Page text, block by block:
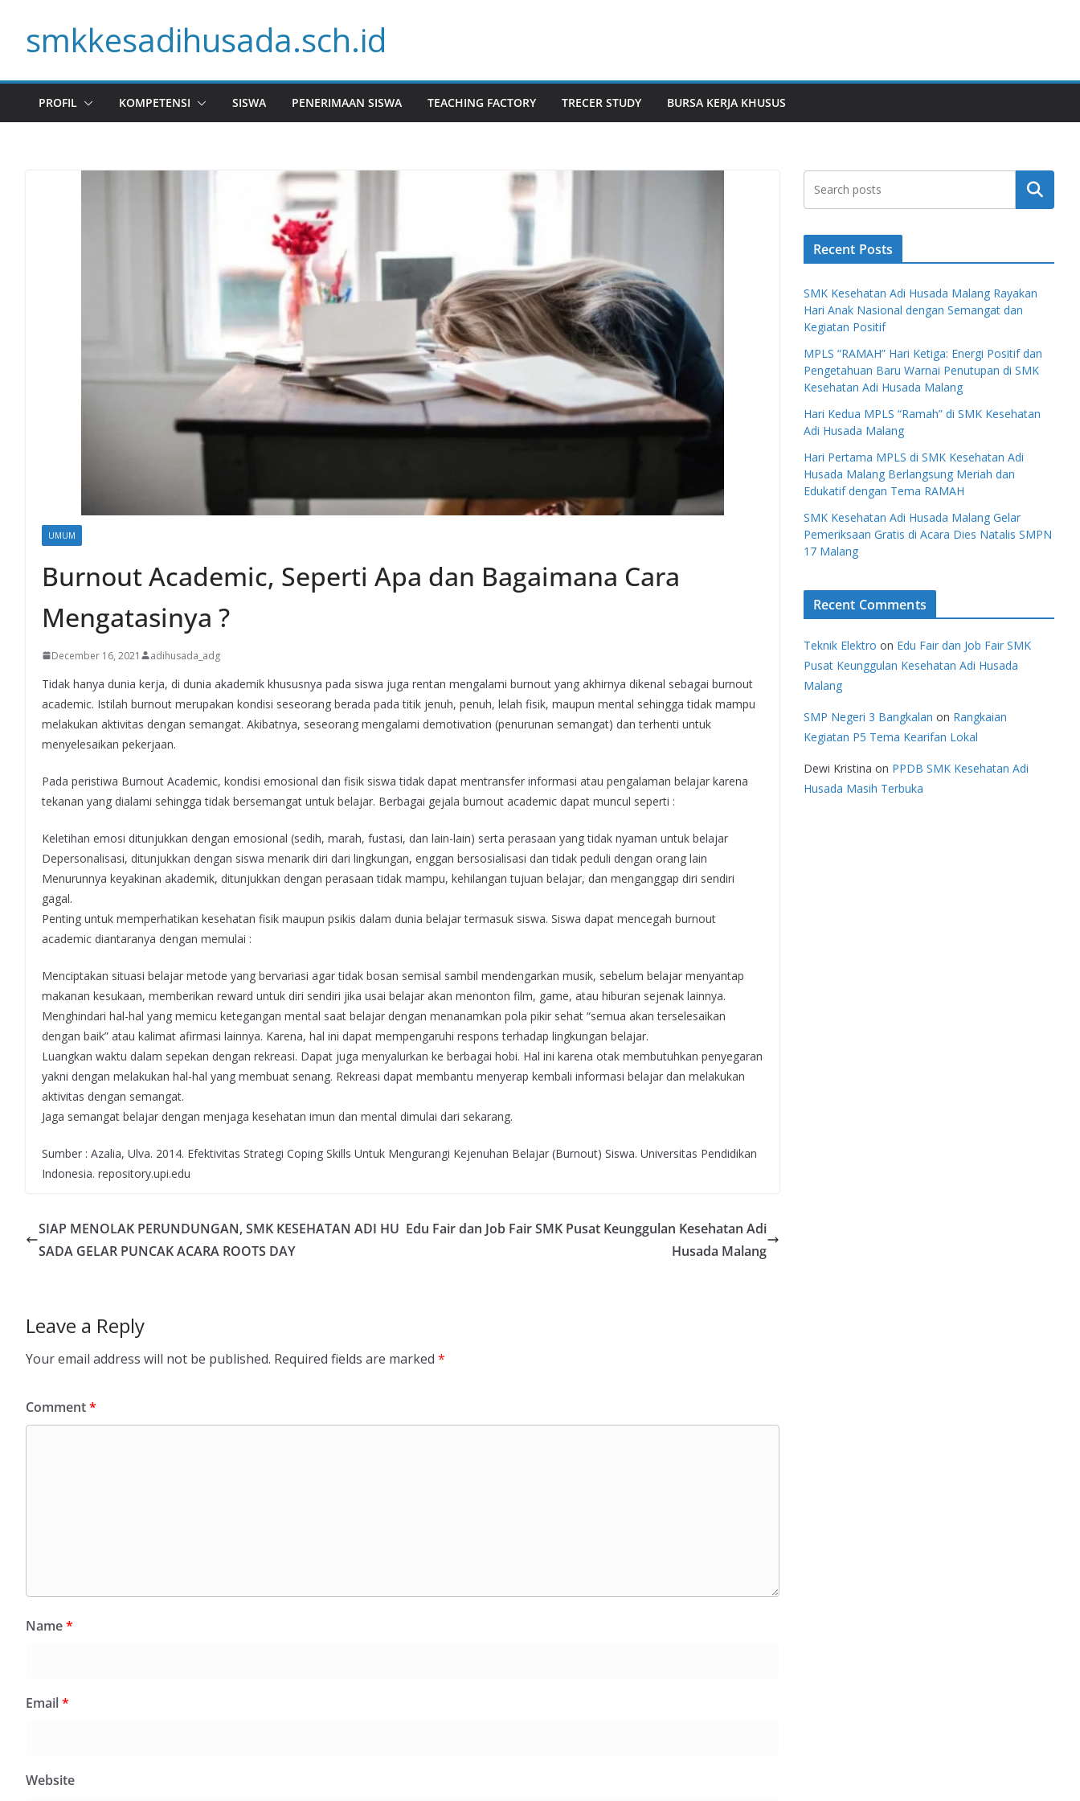
contentsmkkesadihusada.sch.id
PROFIL KOMPETENSI SISWA PENERIMAAN SISWA TEACHING FACTORY TRECER STUDY BURSA KERJA KHUSUS
UMUM
Burnout Academic, Seperti Apa dan Bagaimana Cara
Mengatasinya ?
December 16, 2021 adihusada_adg
Tidak hanya dunia kerja, di dunia akademik khususnya pada siswa juga rentan mengalami burnout yang akhirnya dikenal sebagai burnout
academic. Istilah burnout merupakan kondisi seseorang berada pada titik jenuh, penuh, lelah fisik, maupun mental sehingga tidak mampu
melakukan aktivitas dengan semangat. Akibatnya, seseorang mengalami demotivation (penurunan semangat) dan terhenti untuk
menyelesaikan pekerjaan.
Pada peristiwa Burnout Academic, kondisi emosional dan fisik siswa tidak dapat mentransfer informasi atau pengalaman belajar karena
tekanan yang dialami sehingga tidak bersemangat untuk belajar. Berbagai gejala burnout academic dapat muncul seperti :
Keletihan emosi ditunjukkan dengan emosional (sedih, marah, fustasi, dan lain-lain) serta perasaan yang tidak nyaman untuk belajar
Depersonalisasi, ditunjukkan dengan siswa menarik diri dari lingkungan, enggan bersosialisasi dan tidak peduli dengan orang lain
Menurunnya keyakinan akademik, ditunjukkan dengan perasaan tidak mampu, kehilangan tujuan belajar, dan menganggap diri sendiri
gagal.
Penting untuk memperhatikan kesehatan fisik maupun psikis dalam dunia belajar termasuk siswa. Siswa dapat mencegah burnout
academic diantaranya dengan memulai :
Menciptakan situasi belajar metode yang bervariasi agar tidak bosan semisal sambil mendengarkan musik, sebelum belajar menyantap
makanan kesukaan, memberikan reward untuk diri sendiri jika usai belajar akan menonton film, game, atau hiburan sejenak lainnya.
Menghindari hal-hal yang memicu ketegangan mental saat belajar dengan menanamkan pola pikir sehat “semua akan terselesaikan
dengan baik” atau kalimat afirmasi lainnya. Karena, hal ini dapat mempengaruhi respons terhadap lingkungan belajar.
Luangkan waktu dalam sepekan dengan rekreasi. Dapat juga menyalurkan ke berbagai hobi. Hal ini karena otak membutuhkan penyegaran
yakni dengan melakukan hal-hal yang membuat senang. Rekreasi dapat membantu menyerap kembali informasi belajar dan melakukan
aktivitas dengan semangat.
Jaga semangat belajar dengan menjaga kesehatan imun dan mental dimulai dari sekarang.
Sumber : Azalia, Ulva. 2014. Efektivitas Strategi Coping Skills Untuk Mengurangi Kejenuhan Belajar (Burnout) Siswa. Universitas Pendidikan
Indonesia. repository.upi.edu
SIAP MENOLAK PERUNDUNGAN, SMK KESEHATAN ADI HU
SADA GELAR PUNCAK ACARA ROOTS DAY
Edu Fair dan Job Fair SMK Pusat Keunggulan Kesehatan Adi
Husada Malang
Leave a Reply
Your email address will not be published. Required fields are marked *
Comment*
Name*
Email*
Website
Search
Recent Posts
SMK Kesehatan Adi Husada Malang Rayakan
Hari Anak Nasional dengan Semangat dan
Kegiatan Positif
MPLS “RAMAH” Hari Ketiga: Energi Positif dan
Pengetahuan Baru Warnai Penutupan di SMK
Kesehatan Adi Husada Malang
Hari Kedua MPLS “Ramah” di SMK Kesehatan
Adi Husada Malang
Hari Pertama MPLS di SMK Kesehatan Adi
Husada Malang Berlangsung Meriah dan
Edukatif dengan Tema RAMAH
SMK Kesehatan Adi Husada Malang Gelar
Pemeriksaan Gratis di Acara Dies Natalis SMPN
17 Malang
Recent Comments
Teknik Elektro on Edu Fair dan Job Fair SMK
Pusat Keunggulan Kesehatan Adi Husada
Malang
SMP Negeri 3 Bangkalan on Rangkaian
Kegiatan P5 Tema Kearifan Lokal
Dewi Kristina on PPDB SMK Kesehatan Adi
Husada Masih Terbuka